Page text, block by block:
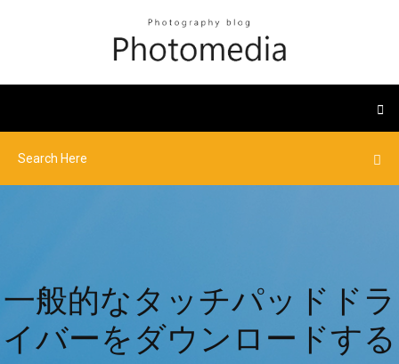
一般的なタッチパッドドラ
イバーをダウンロードする